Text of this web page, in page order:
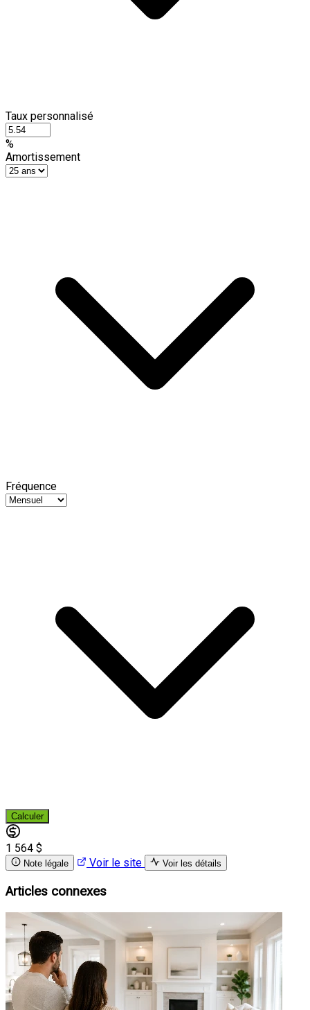
Taux personnalisé
%
Amortissement
Fréquence
Calculer
1 564 $
Note légale Voir le site Voir les détails
Articles connexes